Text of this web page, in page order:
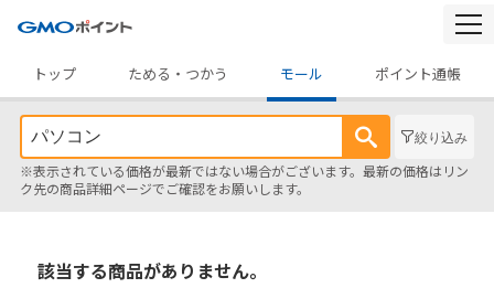
トップ
ためる・つかう モール ポイント通帳
絞り込み
※表示されている価格が最新ではない場合がございます。最新の価格はリン
ク先の商品詳細ページでご確認をお願いします。
該当する商品がありません。